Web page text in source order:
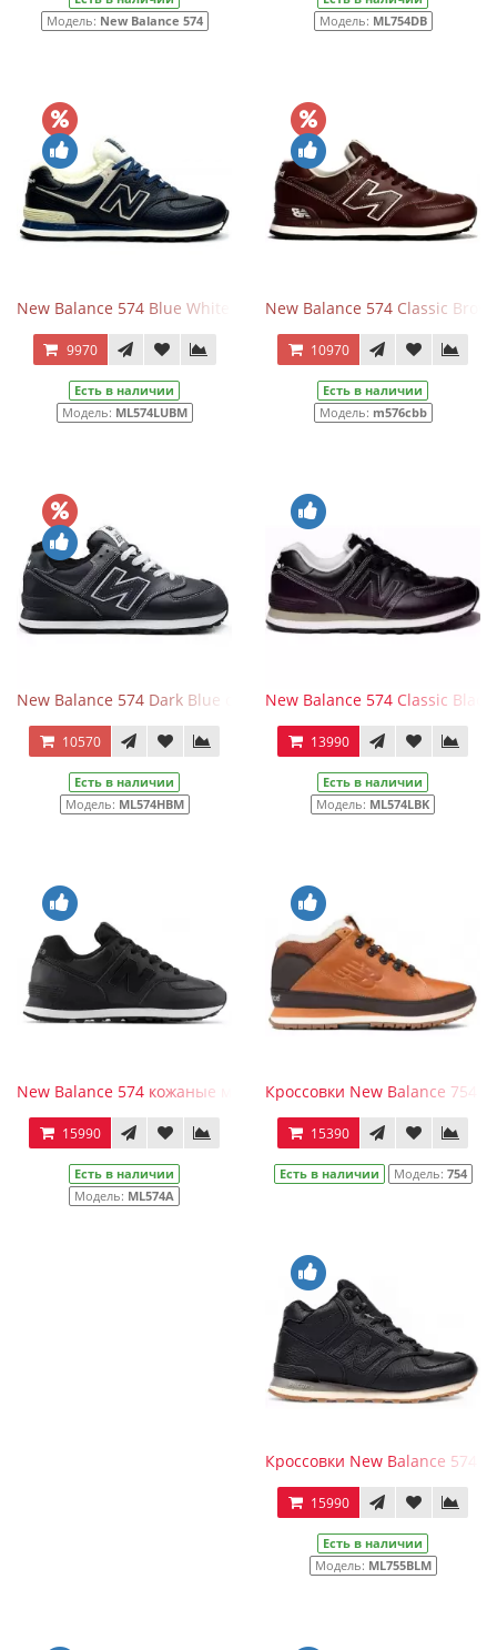
Модель: New Balance 574
Модель: ML754DB
New Balance 574 Blue White Leather с мехом
9970
Есть в наличии
Модель: ML574LUBM
New Balance 574 Classic
10970
Есть в наличии
Модель: m576cbb
New Balance 574 Dark Blue с мехом
10570
Есть в наличии
Модель: ML574HBM
New Balance 574 Classic Black
13990
Есть в наличии
Модель: ML574LBK
New Balance 574 кожаные матовые черные
15990
Есть в наличии
Модель: ML574A
Кроссовки New Balance 754
15390
Есть в наличии Модель: 754
Кроссовки New Balance 574
15990
Есть в наличии
Модель: ML755BLM